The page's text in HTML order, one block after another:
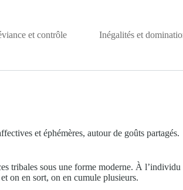
et contrôle Inégalités et
et éphémères, autour de goûts partagés.
sous une forme moderne. À
on en sort, on en cumule plusieurs.